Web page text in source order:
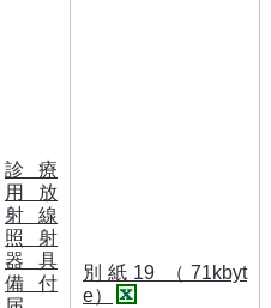
診療
用放
射線
照射
器具
備付
別紙19 （71kbyt
e）